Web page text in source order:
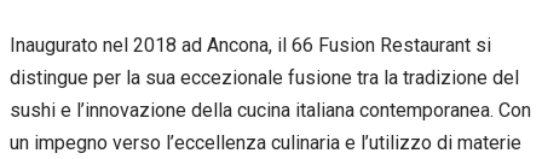
Inaugurato nel 2018 ad Ancona, il 66 Fusion Restaurant si
distingue per la sua eccezionale fusione tra la tradizione del
sushi e l’innovazione della cucina italiana contemporanea. Con
un impegno verso l’eccellenza culinaria e l’utilizzo di materie